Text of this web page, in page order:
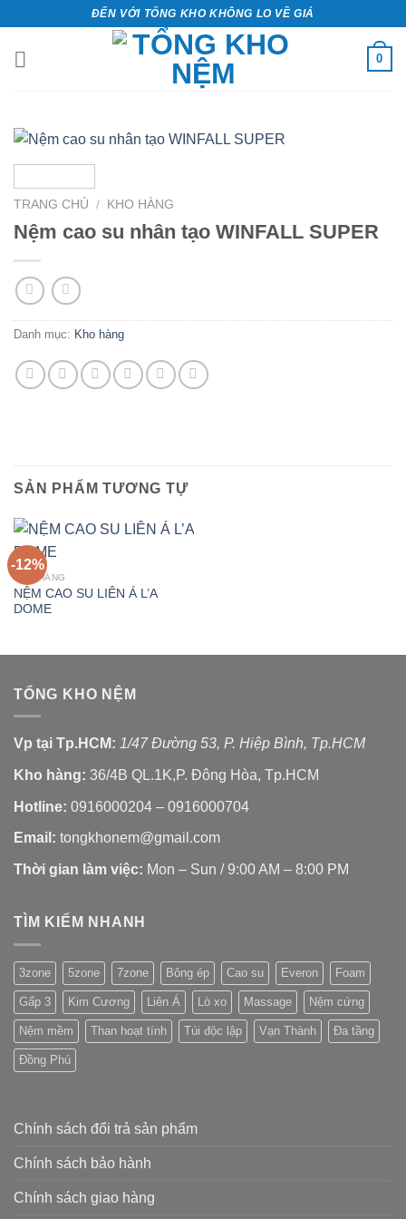
nội
ĐẾN VỚI TỔNG KHO KHÔNG LO VỀ GIÁ
0
TRANG CHỦ / KHO HÀNG
Nệm cao su nhân tạo WINFALL SUPER
Danh mục: Kho hàng
SẢN PHẨM TƯƠNG TỰ
-12%
KHO HÀNG
NỆM CAO SU LIÊN Á L’A
DOME
TỔNG KHO NỆM
Vp tại Tp.HCM: 1/47 Đường 53, P. Hiệp Bình, Tp.HCM
Kho hàng: 36/4B QL.1K,P. Đông Hòa, Tp.HCM
Hotline: 0916000204 – 0916000704
Email: tongkhonem@gmail.com
Thời gian làm việc: Mon – Sun / 9:00 AM – 8:00 PM
TÌM KIẾM NHANH
3zone 5zone 7zone Bông ép Cao su Everon Foam
Gấp 3 Kim Cương Liên Á Lò xo Massage Nệm cứng
Nệm mềm Than hoạt tính Túi độc lập Vạn Thành Đa tầng
Đồng Phú
Chính sách đổi trả sản phẩm
Chính sách bảo hành
Chính sách giao hàng